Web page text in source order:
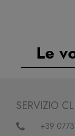
Le
SERVIZIO
+39